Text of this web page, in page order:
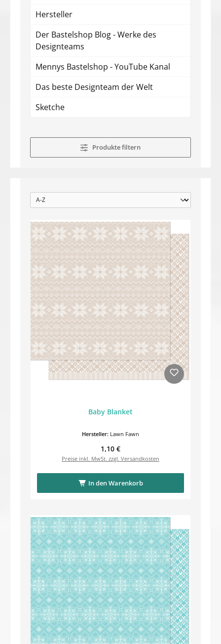
Hersteller
Der Bastelshop Blog - Werke des
Designteams
Mennys Bastelshop - YouTube Kanal
Das beste Designteam der Welt
Sketche
Produkte filtern
Baby Blanket
Hersteller: Lawn Fawn
Regulärer Preis:
1,10 €
Preise inkl. MwSt. zzgl. Versandkosten
In den Warenkorb